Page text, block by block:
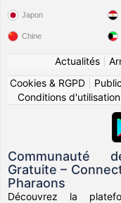
Japon
Chine
Actualités|
Cookies & RGPD
Conditions d'utilisation
Communauté
Gratuite –
Pharaons
Découvrez la